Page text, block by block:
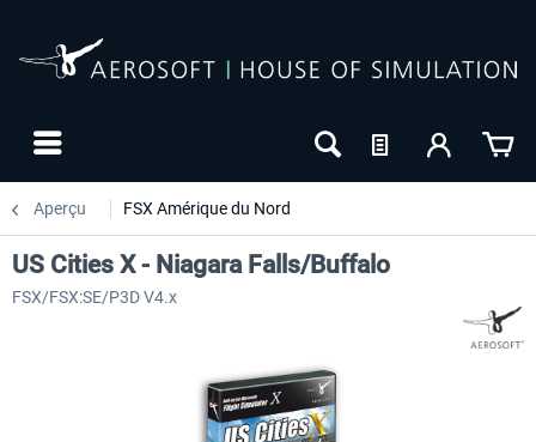
Aperçu FSX Amérique du Nord
US Cities X - Niagara Falls/Buffalo
FSX/FSX:SE/P3D V4.x